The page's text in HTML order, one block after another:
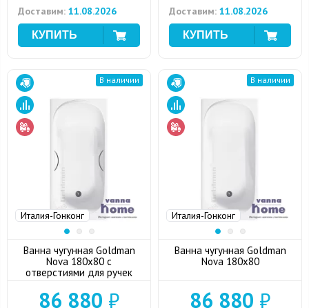
Доставим: 11.08.2026
Доставим: 11.08.2026
Италия-Гонконг
В наличии
Ванна чугунная Goldman
Nova 180x80 с
отверстиями для ручек
86 880 ₽
Италия-Гонконг
В наличии
Ванна чугунная Goldman
Nova 180x80
86 880 ₽